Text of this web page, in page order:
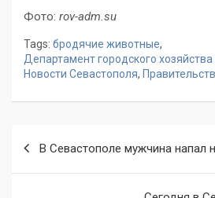
Фото: rov-adm.su
Tags: бродячие животные,
Департамент городского
Новости Севастополя,
В Севастополе мужчина напал